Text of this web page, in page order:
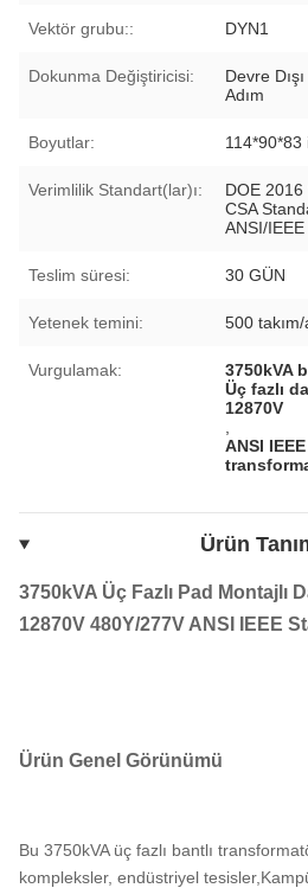
Vektör grubu:: DYN1
Dokunma Değiştiricisi:
Devre
Adım
Boyutlar:
Verimlilik Standart(lar)ı:
DOE 2016
CSA
ANSI/IEEE
Teslim süresi: 30 GÜN
Yetenek temini: 500
Vurgulamak: 3750kVA
Üç fazlı
12870V
ANSI
Ürün
3750kVA Üç Fazlı Pad Montajlı
12870V 480Y/277V ANSI IEEE
Ürün Genel Görünümü
Bu 3750kVA üç fazlı bantlı
kompleksler, endüstriyel